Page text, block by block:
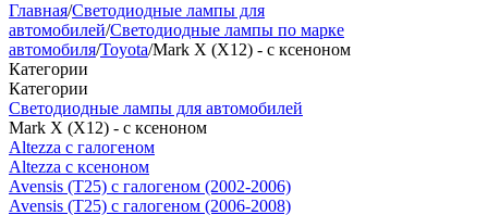
Главная/Светодиодные лампы для
автомобилей/Светодиодные лампы по марке
автомобиля/Toyota/Mark X (X12) - с ксеноном
Категории
Категории
Светодиодные лампы для автомобилей
Mark X (X12) - с ксеноном
Altezza с галогеном
Altezza с ксеноном
Avensis (T25) с галогеном (2002-2006)
Avensis (T25) с галогеном (2006-2008)